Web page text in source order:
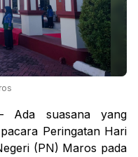
Ada suasana yang
Peringatan Hari
(PN) Maros pada